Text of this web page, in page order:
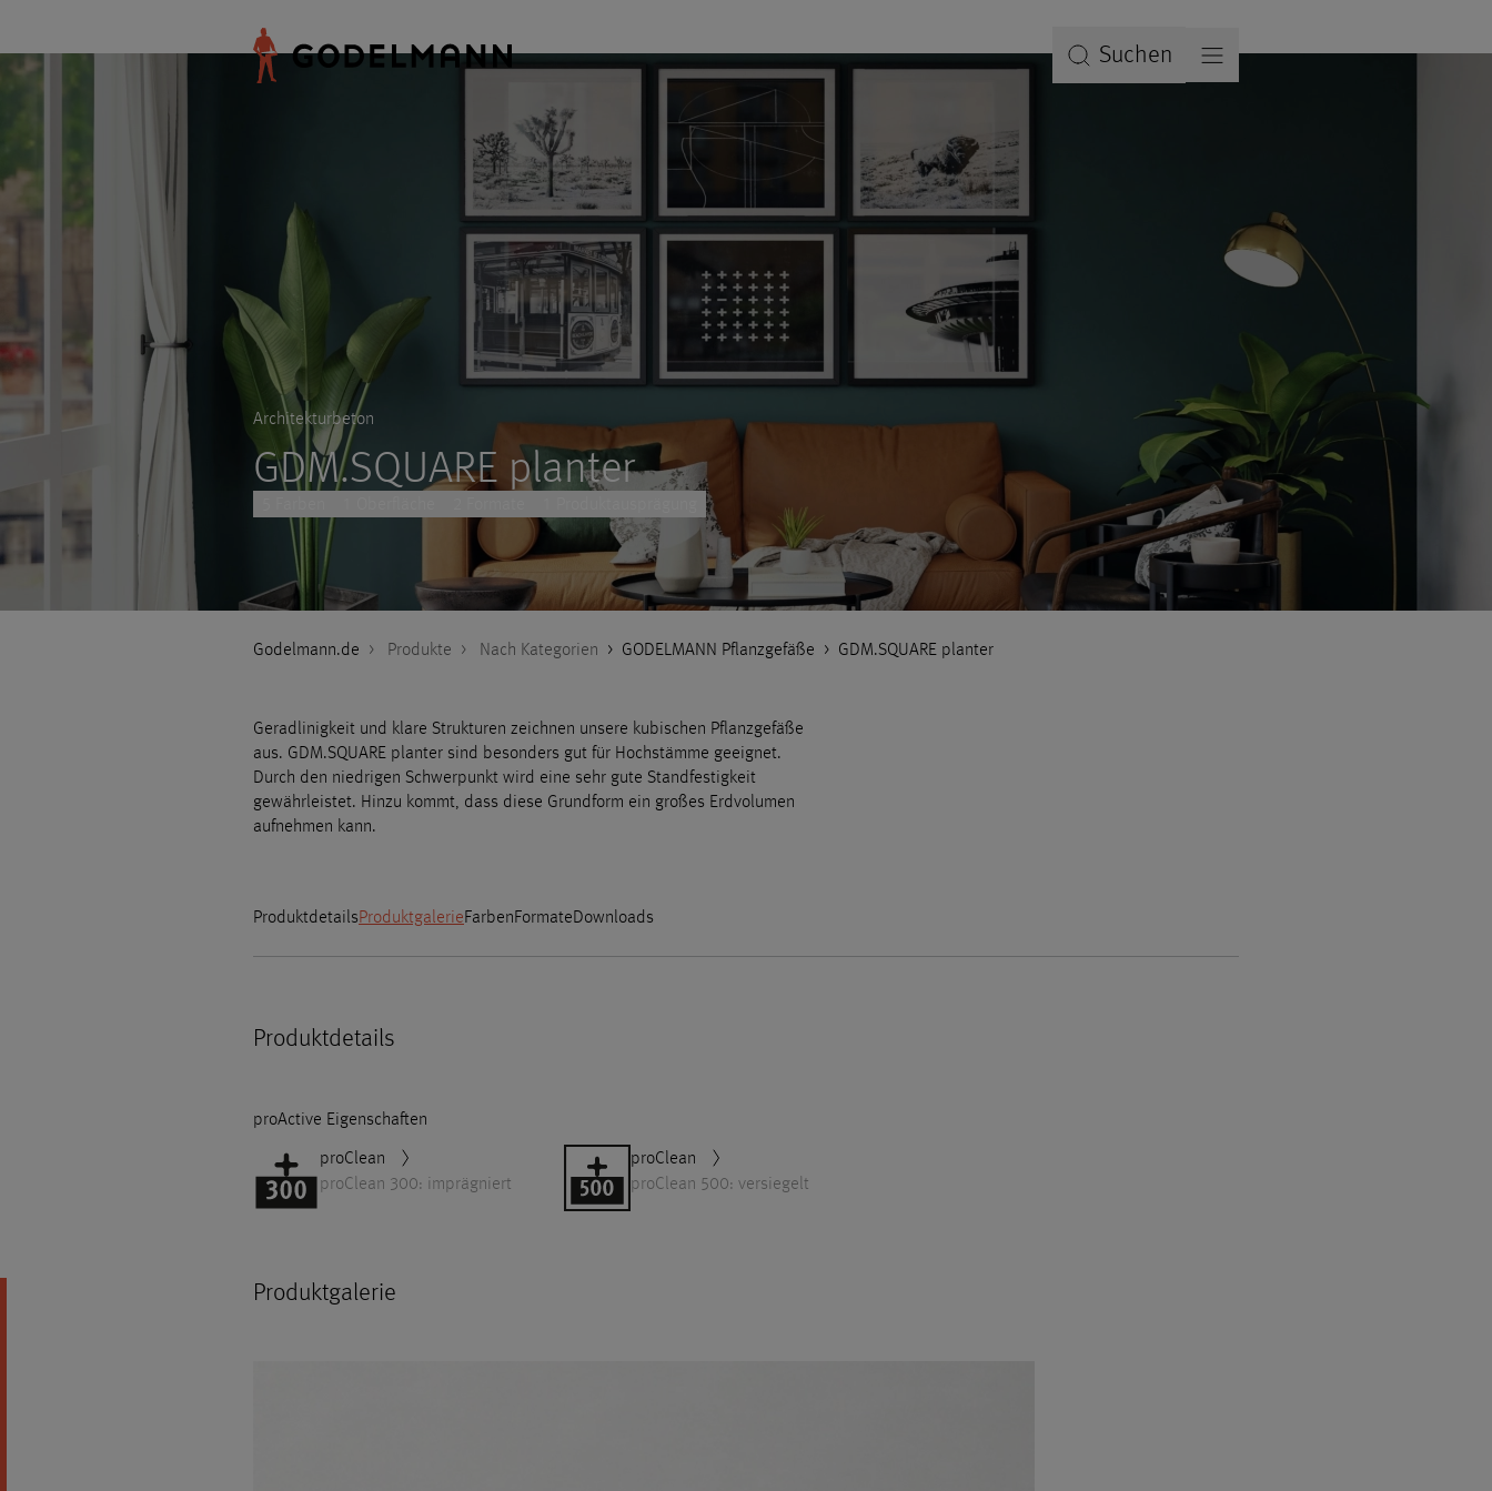
Suchen
Godelmann.de > Produkte > Nach Kategorien > GODELMANN Pflanzgefäße > GDM.SQUARE planter
Architekturbeton
GDM.SQUARE planter
Geradlinigkeit und klare Strukturen zeichnen unsere kubischen Pflanzgefäße
aus. GDM.SQUARE planter sind besonders gut für Hochstämme geeignet.
Durch den niedrigen Schwerpunkt wird eine sehr gute Standfestigkeit
gewährleistet. Hinzu kommt, dass diese Grundform ein großes Erdvolumen
aufnehmen kann.
ProduktdetailsProduktgalerieFarbenFormateDownloads
Produktdetails
proActive Eigenschaften
proClean
proClean 300: imprägniert
proClean
proClean 500: versiegelt
Produktgalerie